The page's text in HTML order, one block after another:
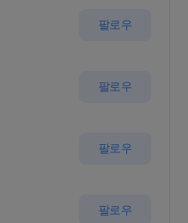
팔로우
팔로우
팔로우
팔로우